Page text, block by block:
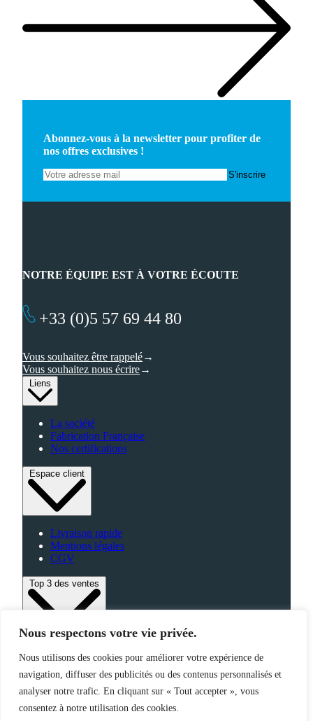
Nous respectons votre vie privée.
Nous utilisons des cookies pour améliorer votre expérience de
navigation, diffuser des publicités ou des contenus personnalisés et
analyser notre trafic. En cliquant sur « Tout accepter », vous
consentez à notre utilisation des cookies.
Abonnez-vous à la newsletter pour profiter de
nos offres exclusives !
Liens
La société
Fabrication Française
Nos certifications
Espace client
Livraison rapide
Mentions légales
CGV
Top 3 des ventes
High-Tech
Fabriqué en France
NOTRE ÉQUIPE EST À VOTRE ÉCOUTE
+33 (0)5 57 69 44 80
Vous souhaitez être rappelé
Vous souhaitez nous écrire